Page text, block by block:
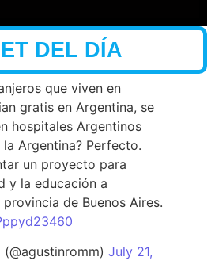
DEL DÍA
que viven en
gratis en Argentina, se
hospitales Argentinos
Argentina? Perfecto.
un proyecto para
y la educación a
de Buenos Aires.
July 21,